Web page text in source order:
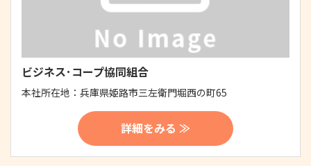
ビジネス･コープ協同組合
本社所在地： 兵庫県姫路市三左衛門堀西の町65
詳細をみる ≫